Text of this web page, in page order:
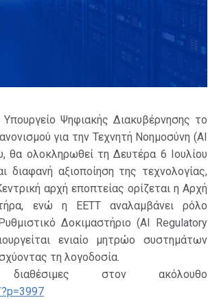
Υπουργείο Ψηφιακής Διακυβέρνησης το
για την Τεχνητή Νοημοσύνη (AI
θα ολοκληρωθεί τη Δευτέρα 6 Ιουλίου
αξιοποίηση της τεχνολογίας,
αρχή εποπτείας ορίζεται η Αρχή
ενώ η ΕΕΤΤ αναλαμβάνει ρόλο
Δοκιμαστήριο (AI Regulatory
ενιαίο μητρώο συστημάτων
τη λογοδοσία.
διαθέσιμες στον ακόλουθο